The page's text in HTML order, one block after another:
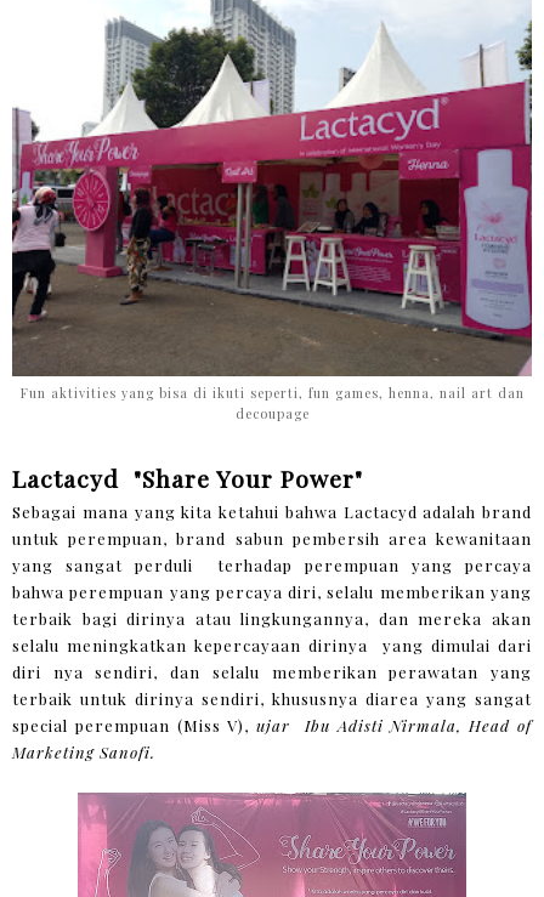
Fun aktivities yang bisa di ikuti seperti, fun games, henna, nail art dan
decoupage
Lactacyd "Share Your Power"
Sebagai mana yang kita ketahui bahwa Lactacyd adalah brand
untuk perempuan, brand sabun pembersih area kewanitaan
yang sangat perduli terhadap perempuan yang percaya
bahwa perempuan yang percaya diri, selalu memberikan yang
terbaik bagi dirinya atau lingkungannya, dan mereka akan
selalu meningkatkan kepercayaan dirinya yang dimulai dari
diri nya sendiri, dan selalu memberikan perawatan yang
terbaik untuk dirinya sendiri, khususnya diarea yang sangat
special perempuan (Miss V),ujar Ibu Adisti Nirmala, Head of
Marketing Sanofi.